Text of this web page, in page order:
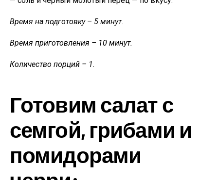
Время на подготовку – 5 минут.
Время приготовления – 10 минут.
Количество порций – 1.
Готовим салат с
семгой, грибами и
помидорами